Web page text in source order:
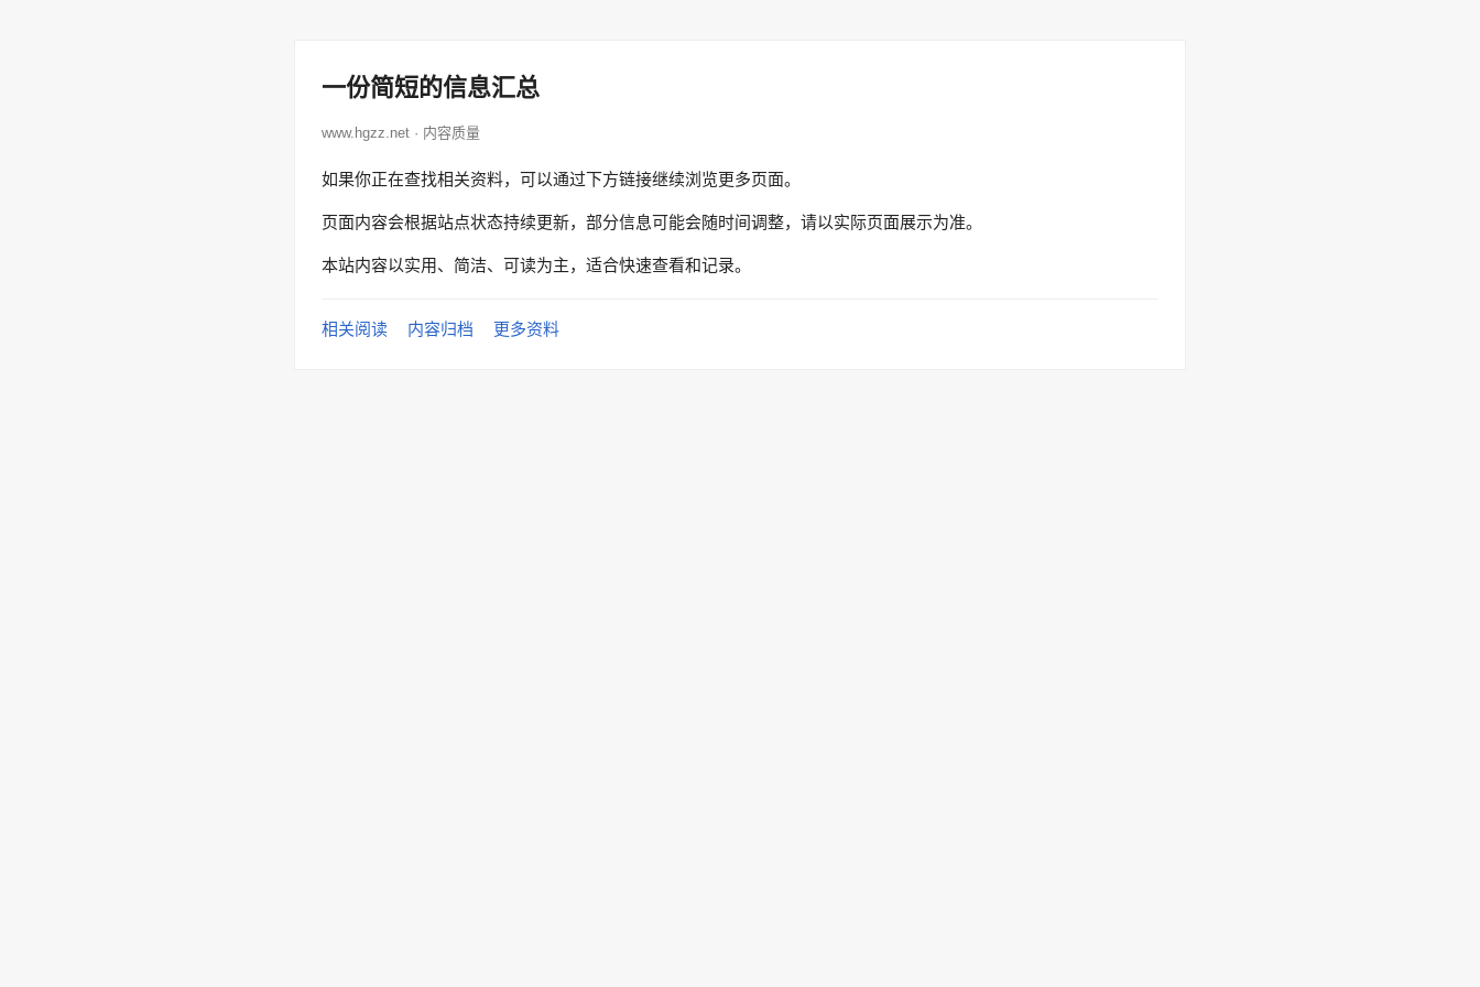
一份简短的信息汇总
www.hgzz.net · 内容质量
如果你正在查找相关资料，可以通过下方链接继续浏览更多页面。
页面内容会根据站点状态持续更新，部分信息可能会随时间调整，请以实际页面展示为准。
本站内容以实用、简洁、可读为主，适合快速查看和记录。
相关阅读 内容归档 更多资料